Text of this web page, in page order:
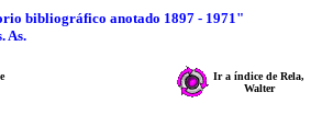
bibliográfico anotado 1897 - 1971"
As.
Ir a índice de Rela,
Walter